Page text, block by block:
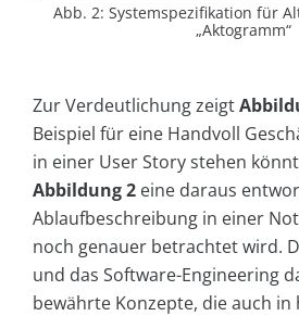
Abb. 2: Systemspezifikation für
„Aktogramm“
Zur Verdeutlichung zeigt
Beispiel für eine Handvoll
in einer User Story stehen
Abbildung 2 eine daraus
Ablaufbeschreibung in einer
noch genauer betrachtet wird.
und das Software-Engineering
bewährte Konzepte, die auch